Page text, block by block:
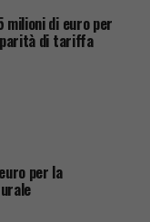
milioni di euro per
di tariffa
per la